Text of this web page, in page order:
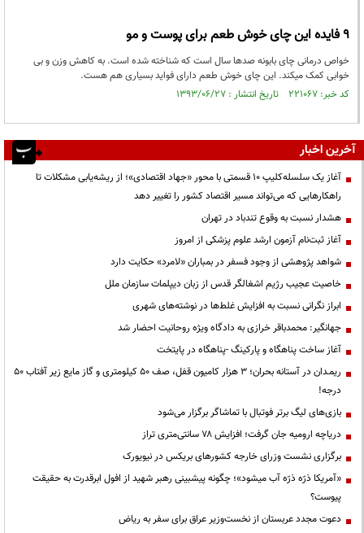
9 فایده این چای خوش طعم برای پوست و مو
خواص درمانی چای بابونه صدها سال است که شناخته شده است. به کاهش وزن و بی
خوابی کمک میکند. این چای خوش طعم دارای فواید بسیاری هم هست.
کد خبر: ۲۲۱۰۶۷ تاریخ انتشار : ۱۳۹۳/۰۶/۲۷
آخرین اخبار
آغاز یک سلسله‌کلیپ ۱۰ قسمتی با محور «جهاد اقتصادی»؛ از ریشه‌یابی مشکلات تا
راهکارهایی که می‌تواند مسیر اقتصاد کشور را تغییر دهد
هشدار نسبت به وقوع تندباد در تهران
آغاز ثبت‌نام آزمون ارشد علوم پزشکی از امروز
شواهد پژوهشی از وجود فسفر در بمباران «لامرد» حکایت دارد
خاصیت عجیب رژیم اشغالگر قدس از زبان دیپلمات سازمان ملل
ابراز نگرانی نسبت به افزایش غلط‌ها در نوشته‌های شهری
جهانگیر: محمدباقر خرازی به دادگاه ویژه روحانیت احضار شد
آغاز ساخت پناهگاه و پارکینگ -پناهگاه در پایتخت
ریمـدان در آستانه بحران؛ ۳ هزار کامیون قفل، صف ۵۰ کیلومتری و گاز مایع زیر آفتاب ۵۰
درجه!
بازی‌های لیگ برتر فوتبال با تماشاگر برگزار می‌شود
دریاچه ارومیه جان گرفت؛ افزایش ۷۸ سانتی‌متری تراز
برگزاری نشست وزرای خارجه کشورهای بریکس در نیویورک
«آمریکا ذرّه ذرّه آب میشود»؛ چگونه پیشبینی رهبر شهید از افول ابرقدرت به حقیقت
پیوست؟
دعوت مجدد عربستان از نخست‌وزیر عراق برای سفر به ریاض